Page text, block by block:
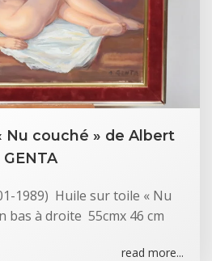
Nu couché » de Albert
GENTA
1989) Huile sur toile « Nu
bas à droite 55cmx 46 cm
read more...